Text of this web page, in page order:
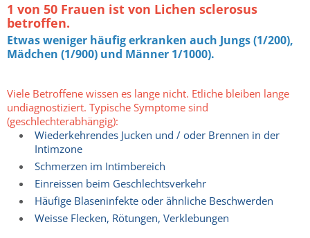
1 von 50 Frauen ist von Lichen sclerosus
betroffen.
Etwas weniger häufig erkranken auch Jungs (1/200),
Mädchen (1/900) und Männer 1/1000).
Viele Betroffene wissen es lange nicht. Etliche bleiben lange
undiagnostiziert. Typische Symptome sind
(geschlechterabhängig):
Wiederkehrendes Jucken und / oder Brennen in der
Intimzone
Schmerzen im Intimbereich
Einreissen beim Geschlechtsverkehr
Häufige Blaseninfekte oder ähnliche Beschwerden
Weisse Flecken, Rötungen, Verklebungen